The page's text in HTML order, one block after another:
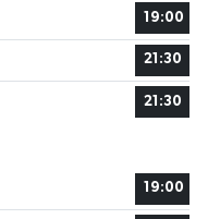
19:00
21:30
21:30
19:00